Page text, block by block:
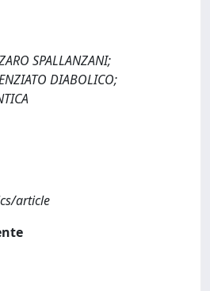
SPALLANZANI;
DIABOLICO;
article